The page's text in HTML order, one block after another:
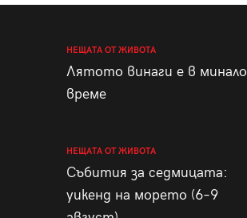
НЕЩАТА ОТ ЖИВОТА
Лятото винаги е в минало
време
НЕЩАТА ОТ ЖИВОТА
Събития за седмицата:
уикенд на морето (6–9